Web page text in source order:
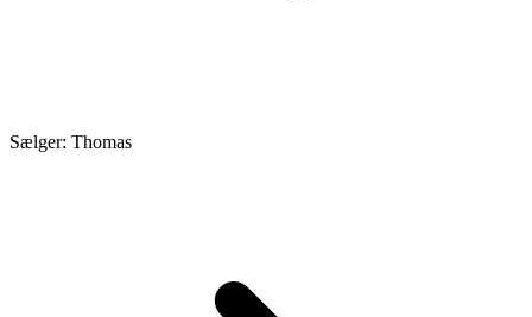
Sælger: Thomas